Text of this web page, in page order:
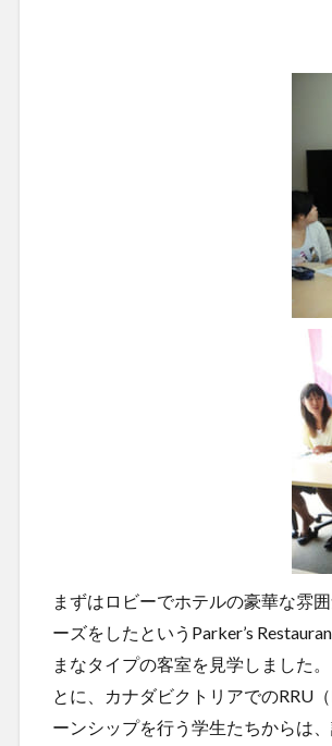
まずはロビーでホテルの豪華な雰
ーズをしたというParker’s
まなタイプの客室を見学しました
とに、カナダビクトリアでのRRU
ーンシップを行う学生たちからは